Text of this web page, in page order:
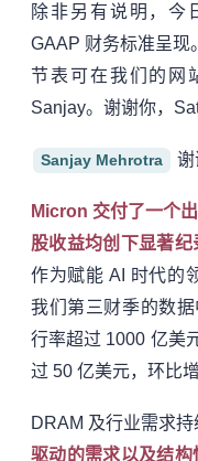
除非另有说明，今
GAAP 财务标准呈现
节表可在我们的网
Sanjay。谢谢你，
Sanjay Mehrotra 谢
Micron 交付了一个
股收益均创下显著
作为赋能 AI 时代的
我们第三财季的数
行率超过 1000 亿美
过 50 亿美元，环比
DRAM 及行业需求持
驱动的需求以及结